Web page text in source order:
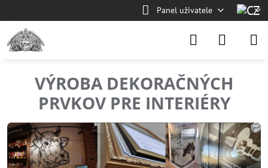
Panel uživatele
VÝROBA DEKORAČNÝCH
PRVKOV PRE INTERIÉRY